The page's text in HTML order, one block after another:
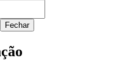
Fechar